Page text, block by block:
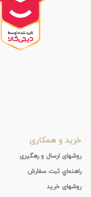
خرید و همکاری
روشهای ارسال و رهگیری
راهنماي ثبت سفارش
روشهای خرید